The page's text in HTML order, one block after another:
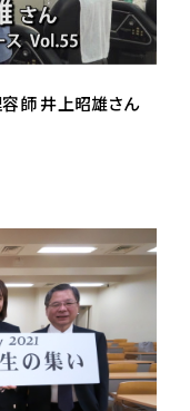
容師 井上昭雄さん